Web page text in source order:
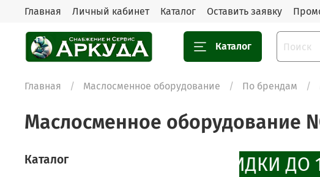
Главная Личный кабинет Каталог Оставить заявку
Каталог
Главная Маслосменное оборудование По брендам
Маслосменное оборудование
СКИДКИ ДО
Каталог